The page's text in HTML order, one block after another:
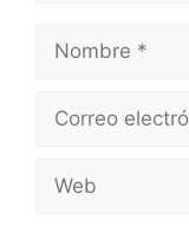
electrónico